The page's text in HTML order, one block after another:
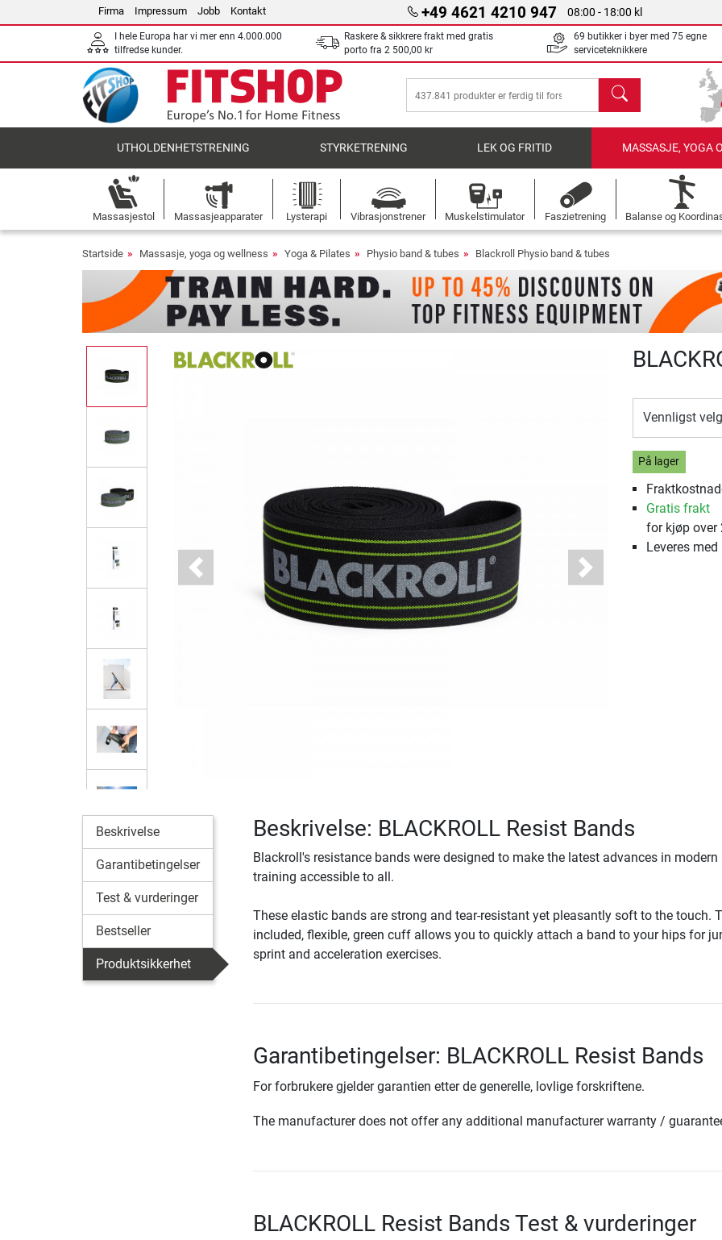
Firma Impressum Jobb Kontakt +49 4621 4210 947 08:00 - 18:00 kl
I hele Europa har vi mer enn 4.000.000
tilfredse kunder.
Raskere & sikkrere frakt med gratis
porto fra 2 500,00 kr
69 butikker i byer med 75 egne
serviceteknikkere
søk
UTHOLDENHETSTRENING STYRKETRENING LEK OG FRITID MASSASJE, YOGA
Massasjestol Massasjeapparater Lysterapi Vibrasjonstrener Muskelstimulator Faszietrening Balanse og
Startside Massasje, yoga og wellness Yoga & Pilates Physio band & tubes Blackroll Physio band & tubes
Previous Next
Vennligst velg
På lager
Gratis frakt
for kjøp over
Leveres med
Beskrivelse
Garantibetingelser
Test & vurderinger
Bestseller
Produktsikkerhet
Beskrivelse: BLACKROLL Resist Bands
Blackroll's resistance bands were designed to make the latest advances in
training accessible to all.
These elastic bands are strong and tear-resistant yet pleasantly soft to the touch.
included, flexible, green cuff allows you to quickly attach a band to your hips for
sprint and acceleration exercises.
Garantibetingelser: BLACKROLL Resist Bands
For forbrukere gjelder garantien etter de generelle, lovlige forskriftene.
The manufacturer does not offer any additional manufacturer warranty /
BLACKROLL Resist Bands Test & vurderinger